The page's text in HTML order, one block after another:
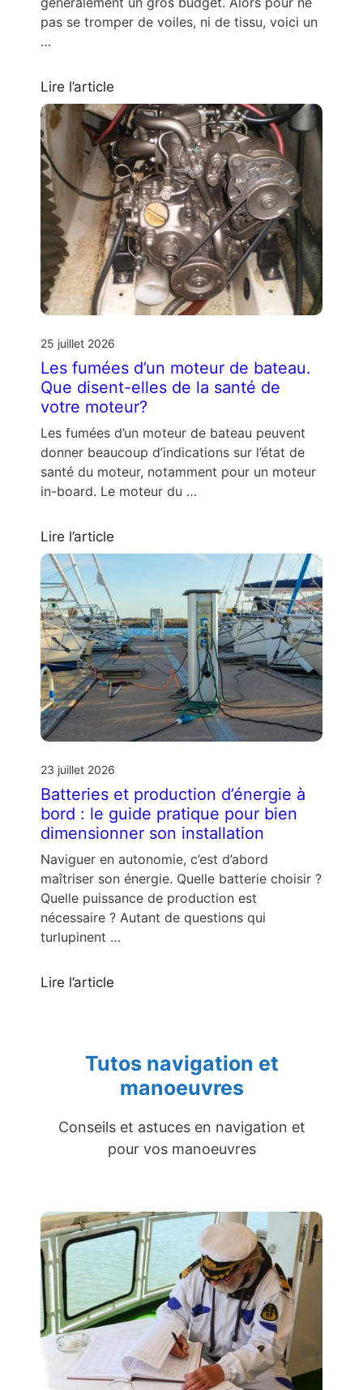
pas se tromper de voiles, ni de tissu, voici un
…
Lire l’article
25 juillet 2026
Les fumées d’un moteur de bateau.
Que disent-elles de la santé de
votre moteur?
Les fumées d’un moteur de bateau peuvent
donner beaucoup d’indications sur l’état de
santé du moteur, notamment pour un moteur
in-board. Le moteur du …
Lire l’article
23 juillet 2026
Batteries et production d’énergie à
bord : le guide pratique pour bien
dimensionner son installation
Naviguer en autonomie, c’est d’abord
maîtriser son énergie. Quelle batterie choisir ?
Quelle puissance de production est
nécessaire ? Autant de questions qui
turlupinent …
Lire l’article
Tutos navigation et
manoeuvres
Conseils et astuces en navigation et
pour vos manoeuvres